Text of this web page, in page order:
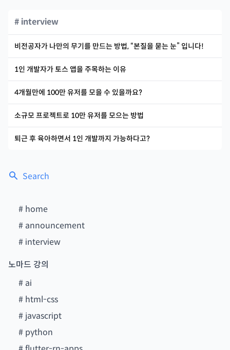
Search
# home
# announcement
# interview
노마드 강의
# ai
# html-css
# javascript
# python
# interview
비전공자가 나만의 무기를 만드는 방법, “본질을 묻는 눈” 입니다!
1인 개발자가 토스 앱을 주목하는 이유
4개월만에 100만 유저를 모을 수 있을까요?
소규모 프로젝트로 10만 유저를 모으는 방법
퇴근 후 육아하면서 1인 개발까지 가능하다고?